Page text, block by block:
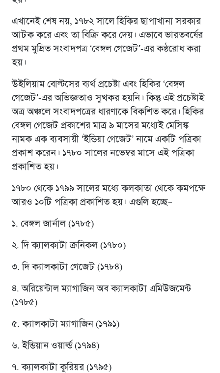
এখানেই শেষ নয়, ১৭৮২ সালে হিকির ছাপাখানা সরকার
আটক করে এবং তা বিক্রি করে দেয়। এভাবে ভারতবর্ষের
প্রথম মুদ্রিত সংবাদপত্র ‘বেঙ্গল গেজেট’-এর কন্ঠরোধ করা
হয়।
উইলিয়াম বোল্টসের ব্যর্থ প্রচেষ্টা এবং হিকির ‘বেঙ্গল
গেজেট’-এর অভিজ্ঞতাও সুখকর হয়নি। কিন্তু এই প্রচেষ্টাই
অত্র অঞ্চলে সংবাদপত্রের ধারণাকে বিকশিত করে। হিকির
বেঙ্গল গেজেট প্রকাশের মাত্র ৯ মাসের মধ্যেই মেসিঙ্ক
নামক এক ব্যবসায়ী ‘ইন্ডিয়া গেজেট’ নামে একটি পত্রিকা
প্রকাশ করেন। ১৭৮০ সালের নভেম্বর মাসে এই পত্রিকা
প্রকাশিত হয়।
১৭৮০ থেকে ১৭৯৯ সালের মধ্যে কলকাতা থেকে কমপক্ষে
আরও ১০টি পত্রিকা প্রকাশিত হয়। এগুলি হচ্ছে–
১. বেঙ্গল জার্নাল (১৭৮৫)
২. দি ক্যালকাটা ক্রনিকল (১৭৮০)
৩. দি ক্যালকাটা গেজেট (১৭৮৪)
৪. অরিয়েন্টাল ম্যাগাজিন অব ক্যালকাটা এমিউজমেন্ট
(১৭৮৫)
৫. ক্যালকাটা ম্যাগাজিন (১৭৯১)
৬. ইন্ডিয়ান ওয়ার্ল্ড (১৭৯৪)
৭. ক্যালকাটা কুরিয়র (১৭৯৫)